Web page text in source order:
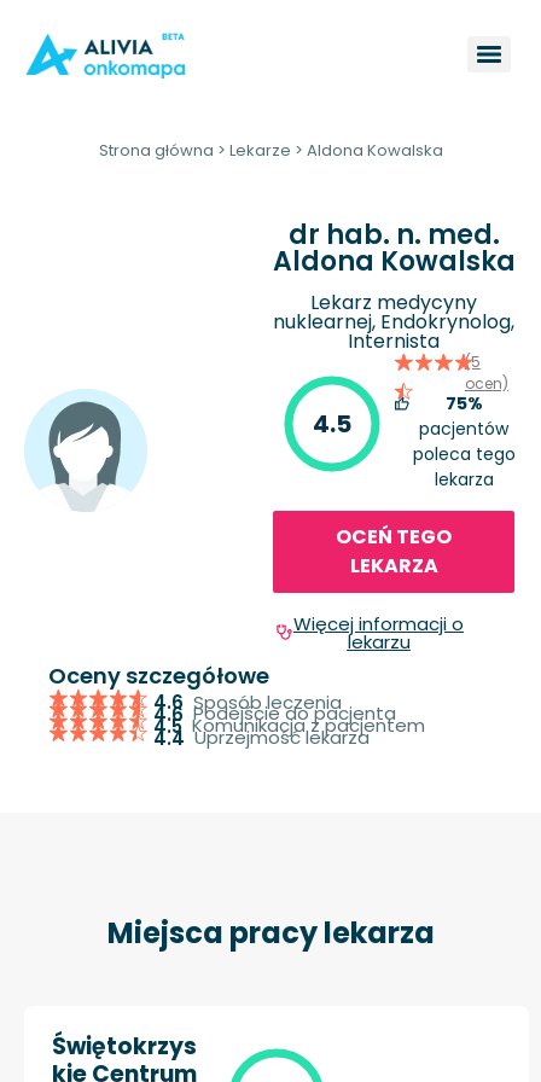
Strona główna > Lekarze > Aldona Kowalska
dr hab. n. med.
Aldona Kowalska
Lekarz medycyny
nuklearnej, Endokrynolog,
Internista
4.5
(5
ocen)
75%
pacjentów
poleca tego
lekarza
OCEŃ TEGO
LEKARZA
Więcej informacji o
lekarzu
Oceny szczegółowe
4.6 Sposób leczenia
4.6 Podejście do pacjenta
4.5 Komunikacja z pacjentem
4.4 Uprzejmość lekarza
Miejsca pracy lekarza
Świętokrzys
kie Centrum